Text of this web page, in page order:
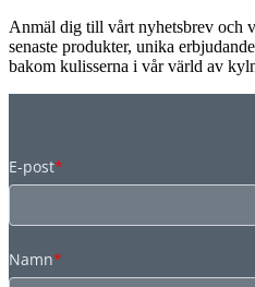
Anmäl dig till vårt nyhetsbrev och
senaste produkter, unika
bakom kulisserna i vår värld av
E-post*
Namn*